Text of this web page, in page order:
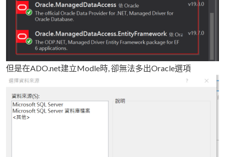
但是在ADO.net建立Modle時, 卻無法多出Oracle選項